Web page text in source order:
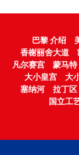
巴黎 介绍
香榭丽舍大道
凡尔赛宫
蒙马特
大小皇宫
大
塞纳河
拉丁区
国立工